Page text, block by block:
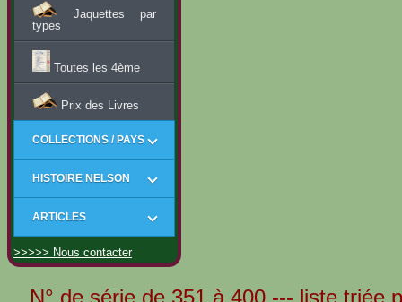
Jaquettes par
types
Toutes les 4ème
Prix des Livres
COLLECTIONS / PAYS
HISTOIRE NELSON
ARTICLES
>>>>> Nous contacter
N° de série de 351 à 400 --- liste triée